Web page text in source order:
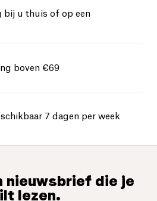
bij u thuis of op een
boven €69
7 dagen per week
nieuwsbrief die je
lezen.